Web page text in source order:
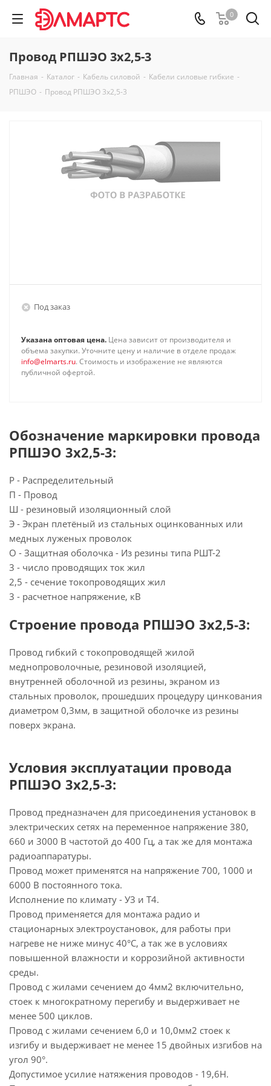
0
Провод РПШЭО 3х2,5-3
Главная - Каталог - Кабель силовой - Кабели силовые гибкие -
РПШЭО - Провод РПШЭО 3х2,5-3
Под заказ
Указана оптовая цена. Цена зависит от производителя и
объема закупки. Уточните цену и наличие в отделе продаж
info@elmarts.ru. Стоимость и изображение не являются
публичной офертой.
Обозначение маркировки провода
РПШЭО 3х2,5-3:
Р - Распределительный
П - Провод
Ш - резиновый изоляционный слой
Э - Экран плетёный из стальных оцинкованных или
медных луженых проволок
О - Защитная оболочка - Из резины типа РШТ-2
3 - число проводящих ток жил
2,5 - сечение токопроводящих жил
3 - расчетное напряжение, кВ
Строение провода РПШЭО 3х2,5-3:
Провод гибкий с токопроводящей жилой
меднопроволочные, резиновой изоляцией,
внутренней оболочной из резины, экраном из
стальных проволок, прошедших процедуру цинкования
диаметром 0,3мм, в защитной оболочке из резины
поверх экрана.
Условия эксплуатации провода
РПШЭО 3х2,5-3:
Провод предназначен для присоединения установок в
электрических сетях на переменное напряжение 380,
660 и 3000 В частотой до 400 Гц, а так же для монтажа
радиоаппаратуры.
Провод может применятся на напряжение 700, 1000 и
6000 В постоянного тока.
Исполнение по климату - У3 и Т4.
Провод применяется для монтажа радио и
стационарных электроустановок, для работы при
нагреве не ниже минус 40°С, а так же в условиях
повышенной влажности и коррозийной активности
среды.
Провод с жилами сечением до 4мм2 включительно,
стоек к многократному перегибу и выдерживает не
менее 500 циклов.
Провод с жилами сечением 6,0 и 10,0мм2 стоек к
изгибу и выдерживает не менее 15 двойных изгибов на
угол 90°.
Допустимое усилие натяжения проводов - 19,6Н.